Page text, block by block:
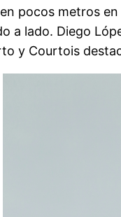
pocos metros
a lado. Diego
y Courtois